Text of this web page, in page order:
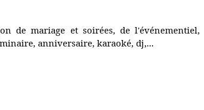
de mariage et soirées, de l'événementiel,
anniversaire, karaoké, dj,...